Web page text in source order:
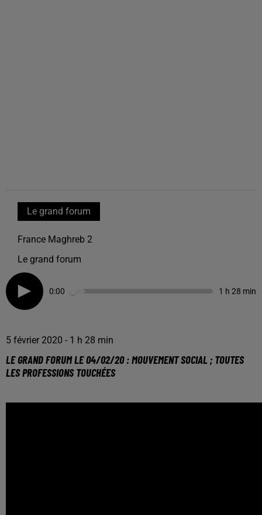
Le grand forum
France Maghreb 2
Le grand forum
0:00 1 h 28 min
5 février 2020 - 1 h 28 min
LE GRAND FORUM LE 04/02/20 : MOUVEMENT SOCIAL ; TOUTES
LES PROFESSIONS TOUCHÉES